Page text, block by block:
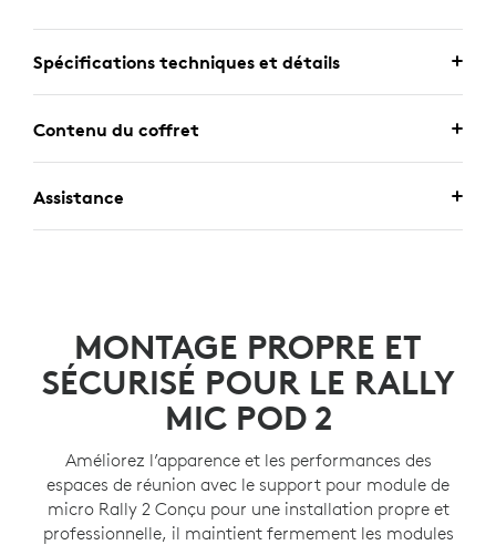
Spécifications techniques et détails
Contenu du coffret
Assistance
MONTAGE PROPRE ET
SÉCURISÉ POUR LE RALLY
MIC POD 2
Améliorez l’apparence et les performances des
espaces de réunion avec le support pour module de
micro Rally 2 Conçu pour une installation propre et
professionnelle, il maintient fermement les modules